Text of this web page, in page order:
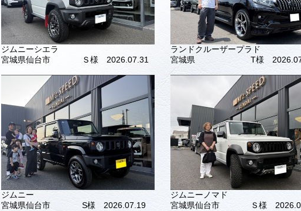
ジムニーシエラ
宮城県仙台市
Ｓ様 2026.07.31
ランドクルーザープラド
宮城県
T様
ジムニー
宮城県仙台市
S様 2026.07.19
ジムニーノマド
宮城県仙台市
Ｓ様